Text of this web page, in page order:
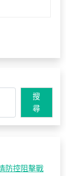
搜
尋
防控阻擊戰